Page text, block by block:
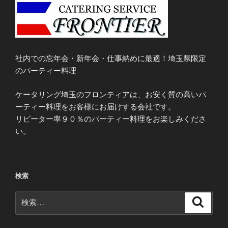
社内での忘年会・新年会・仕事納めに最適！埼玉県限定
のパーティー料理
ケータリング埼玉のフロンティアは、お安く質の高いパ
ーティー料理をお客様にお届けする会社です。
リピーター率９０％のパーティー料理をお楽しみくださ
い。
検索
索: